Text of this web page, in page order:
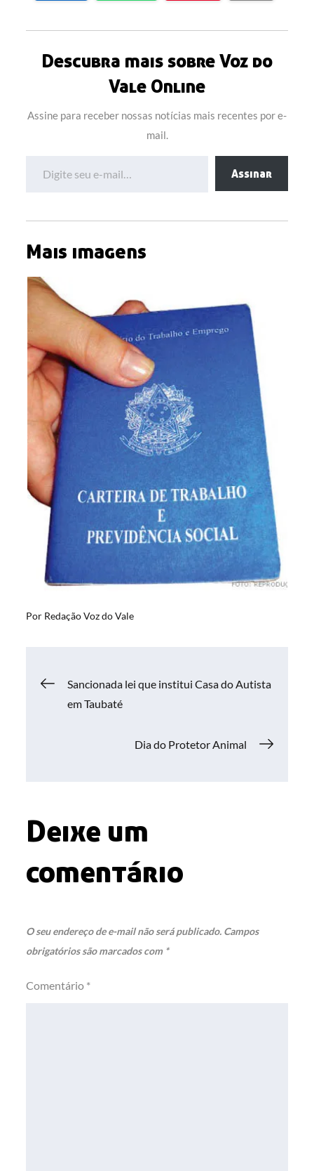
Descubra mais sobre Voz do
Vale Online
Assine para receber nossas notícias mais recentes por e-
mail.
Assinar
Mais imagens
Por Redação Voz do Vale
Navegação
Sancionada lei que institui Casa do Autista
em Taubaté
Dia do Protetor Animal
Deixe um
comentário
O seu endereço de e-mail não será publicado. Campos
obrigatórios são marcados com *
Comentário *